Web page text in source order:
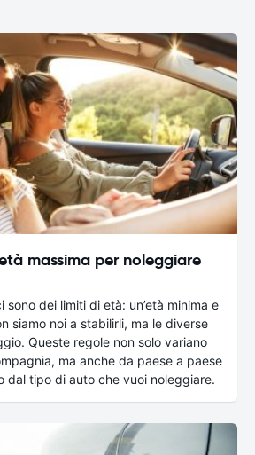
massima per noleggiare
sono dei limiti di età: un’età minima e
siamo noi a stabilirli, ma le diverse
Queste regole non solo variano
ma anche da paese a paese
dal tipo di auto che vuoi noleggiare.